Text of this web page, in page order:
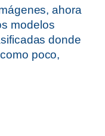
ahora
modelos
donde
poco,